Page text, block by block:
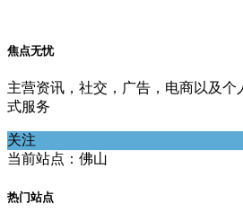
焦点无忧
主营资讯，社交，广告，电商以及
式服务
关注
当前站点：佛山
热门站点